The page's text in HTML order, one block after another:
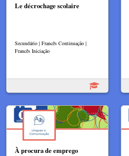
Le décrochage scolaire
Secundário | Francês Continuação |
Francês Iniciação
À procura de emprego